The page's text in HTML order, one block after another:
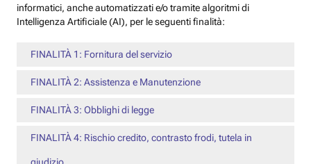
informatici, anche automatizzati e/o tramite algoritmi di
Intelligenza Artificiale (AI), per le seguenti finalità:
FINALITÀ 1: Fornitura del servizio
FINALITÀ 2: Assistenza e Manutenzione
FINALITÀ 3: Obblighi di legge
FINALITÀ 4: Rischio credito, contrasto frodi, tutela in